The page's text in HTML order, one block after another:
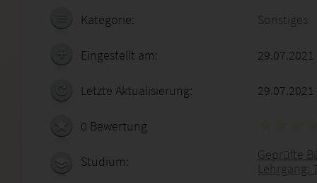
Kategorie: Sonstiges
Eingestellt am:
Letzte Aktualisierung: 29.07.2021
0 Bewertung
Studium:
Geprüfte
Lehrgang: